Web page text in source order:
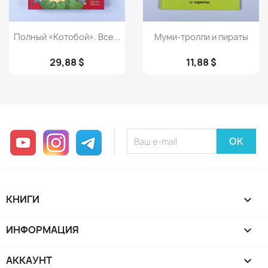
Просмотр
Полный «Котобой». Все...
29,88 $
Просмотр
Муми-тролли и пираты
11,88 $
YouTube InstagramTelegram
КНИГИ 
ИНФОРМАЦИЯ 
АККАУНТ 